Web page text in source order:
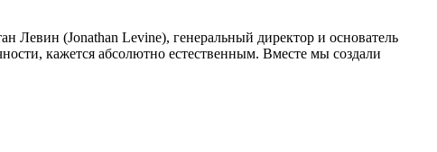
(Jonathan Levine), генеральный директор и основатель
кажется абсолютно естественным. Вместе мы создали